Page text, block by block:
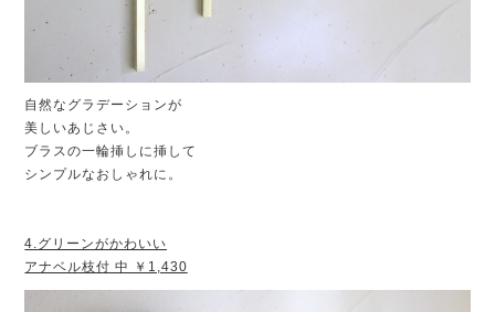
自然なグラデーションが
美しいあじさい。
ブラスの一輪挿しに挿して
シンプルなおしゃれに。
4.グリーンがかわいい
アナベル枝付 中 ￥1,430